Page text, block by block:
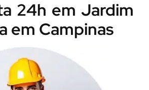
24h em Jardim
em Campinas